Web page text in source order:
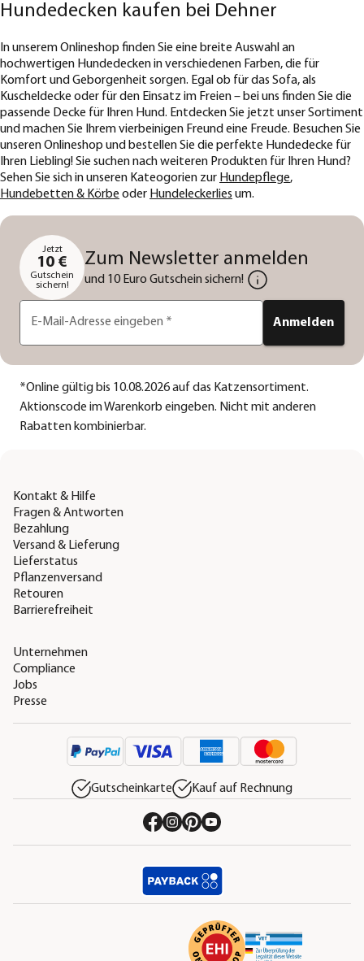
Hundedecken kaufen bei Dehner
In unserem Onlineshop finden Sie eine breite Auswahl an
hochwertigen Hundedecken in verschiedenen Farben, die für
Komfort und Geborgenheit sorgen. Egal ob für das Sofa, als
Kuscheldecke oder für den Einsatz im Freien – bei uns finden Sie die
passende Decke für Ihren Hund. Entdecken Sie jetzt unser Sortiment
und machen Sie Ihrem vierbeinigen Freund eine Freude. Besuchen Sie
unseren Onlineshop und bestellen Sie die perfekte Hundedecke für
Ihren Liebling! Sie suchen nach weiteren Produkten für Ihren Hund?
Sehen Sie sich in unseren Kateogorien zur Hundepflege,
Hundebetten & Körbe oder Hundeleckerlies um.
Jetzt
10 €
Gutschein
sichern!
Zum Newsletter anmelden
und 10 Euro Gutschein sichern!
E-Mail-Adresse eingeben * Anmelden
*Online gültig bis 10.08.2026 auf das Katzensortiment.
Aktionscode im Warenkorb eingeben. Nicht mit anderen
Rabatten kombinierbar.
Kontakt & Hilfe
Fragen & Antworten
Bezahlung
Versand & Lieferung
Lieferstatus
Pflanzenversand
Retouren
Barrierefreiheit
Unternehmen
Compliance
Jobs
Presse
Gutscheinkarte Kauf auf Rechnung